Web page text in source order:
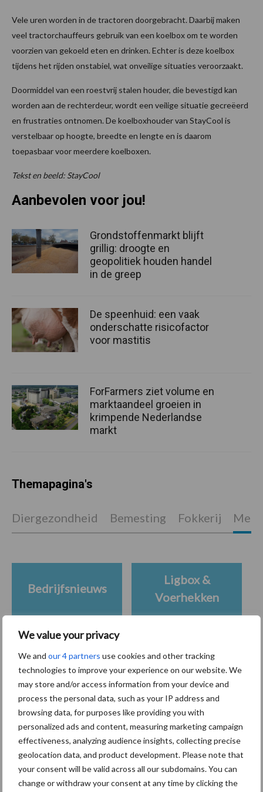
We value your privacy
We and our 4 partners use cookies and other tracking
technologies to improve your experience on our website. We
may store and/or access information from your device and
process the personal data, such as your IP address and
browsing data, for purposes like providing you with
personalized ads and content, measuring marketing campaign
effectiveness, analyzing audience insights, collecting precise
geolocation data, and product development. Please note that
your consent will be valid across all our subdomains. You can
change or withdraw your consent at any time by clicking the
Vele uren worden in de tractoren doorgebracht. Daarbij maken
veel tractorchauffeurs gebruik van een koelbox om te worden
voorzien van gekoeld eten en drinken. Echter is deze koelbox
tijdens het rijden onstabiel, wat onveilige situaties veroorzaakt.
Doormiddel van een roestvrij stalen houder, die bevestigd kan
worden aan de rechterdeur, wordt een veilige situatie gecreëerd
en frustraties ontnomen. De koelboxhouder van StayCool is
verstelbaar op hoogte, breedte en lengte en is daarom
toepasbaar voor meerdere koelboxen.
Tekst en beeld: StayCool
Primaire
Sidebar
Recent nieuws Partner nieuws
7 aug
Grondstoffenmarkt blijft grillig:
droogte en geopolitiek houden
handel in de greep
Aanbevolen voor jou!
Grondstoffenmarkt blijft
grillig: droogte en
geopolitiek houden handel
in de greep
De speenhuid: een vaak
onderschatte risicofactor
voor mastitis
ForFarmers ziet volume en
marktaandeel groeien in
krimpende Nederlandse
markt
Themapagina's
Diergezondheid Bemesting Fokkerij
Bedrijfsnieuws
Ligbox &
Voerhekken
Toon meer